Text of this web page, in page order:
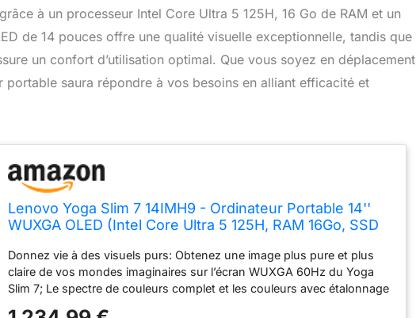
à un processeur Intel Core Ultra 5 125H, 16 Go de RAM et un
de 14 pouces offre une qualité visuelle exceptionnelle, tandis que
un confort d’utilisation optimal. Que vous soyez en déplacement
saura répondre à vos besoins en alliant efficacité et
Lenovo Yoga Slim 7 14IMH9 - Ordinateur Portable 14''
WUXGA OLED (Intel Core Ultra 5 125H, RAM 16Go, SSD
rétroéclairé AZERTY FR - Lunaire Gris
Donnez vie à des visuels purs: Obtenez une image plus pure et plus
claire de vos mondes imaginaires sur l’écran WUXGA 60Hz du Yoga
Slim 7; Le spectre de couleurs complet et les couleurs avec étalonnage